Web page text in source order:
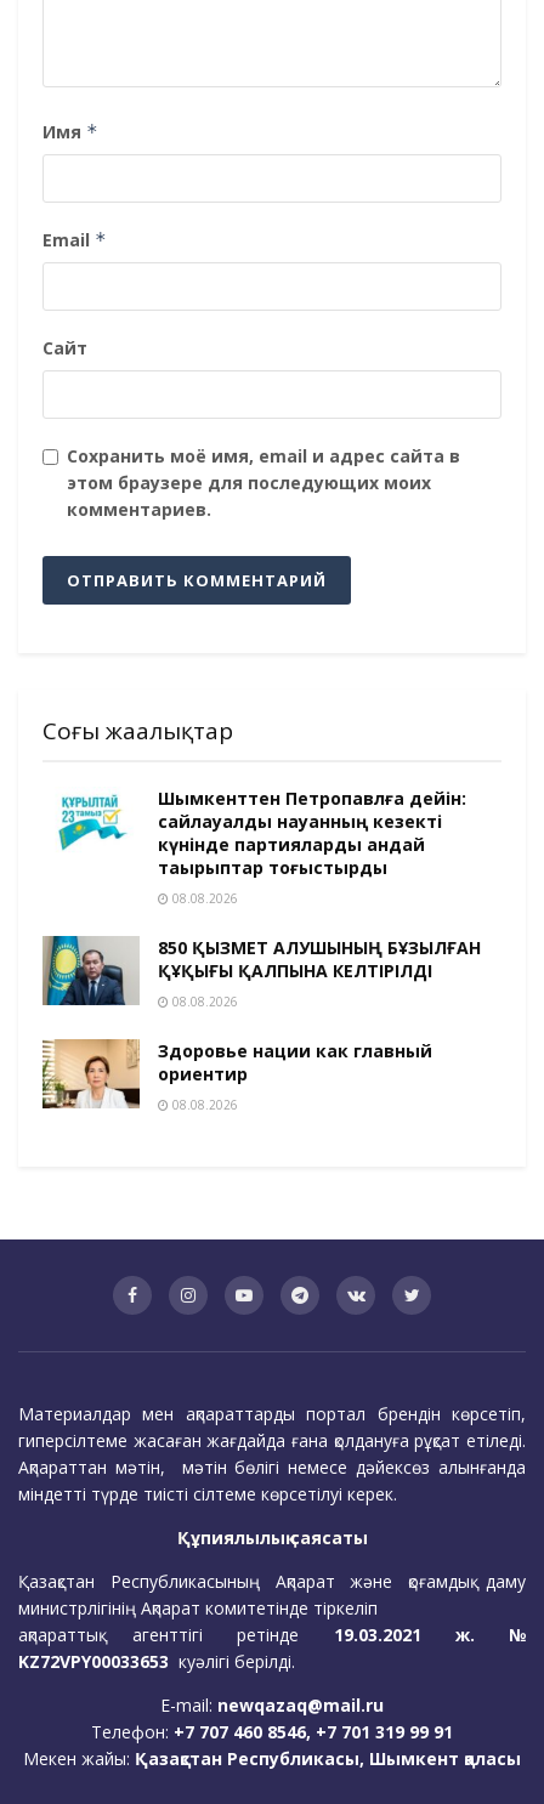
Имя *
Email *
Сайт
Сохранить моё имя, email и адрес сайта в
этом браузере для последующих моих
комментариев.
Соңғы жаңалықтар
Шымкенттен Петропавлға дейін:
сайлауалды науқанның кезекті
күнінде партияларды қандай
тақырыптар тоғыстырды
08.08.2026
850 ҚЫЗМЕТ АЛУШЫНЫҢ БҰЗЫЛҒАН
ҚҰҚЫҒЫ ҚАЛПЫНА КЕЛТІРІЛДІ
08.08.2026
Здоровье нации как главный
ориентир
08.08.2026
Материалдар мен ақпараттарды портал брендін көрсетіп,
гиперсілтеме жасаған жағдайда ғана қолдануға рұқсат етіледі.
Ақпараттан мәтін, мәтін бөлігі немесе дәйексөз алынғанда
міндетті түрде тиісті сілтеме көрсетілуі керек.
Құпиялылық саясаты
Қазақстан Республикасының Ақпарат және қоғамдық даму
министрлігінің Ақпарат комитетінде тіркеліп
ақпараттық агенттігі ретінде 19.03.2021 ж. №
KZ72VPY00033653 куәлігі берілді.
E-mail: newqazaq@mail.ru
Телефон: +7 707 460 8546, +7 701 319 99 91
Мекен жайы: Қазақстан Республикасы, Шымкент қаласы